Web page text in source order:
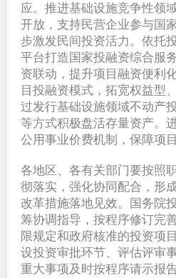
应。推进基础设施竞争性领
开放，支持民营企业参与国
步激发民间投资活力。依托
平台打造国家投融资综合服
资联动，提升项目融资便利
目投融资模式，拓宽权益型
过发行基础设施领域不动产
等方式积极盘活存量资产。
公用事业价费机制，保障项
各地区、各有关部门要按照
彻落实，强化协同配合，形
改革措施落地见效。国务院
筹协调指导，按程序修订完
限规定和政府核准的投资项
设投资审批环节、评估评审
重大事项及时按程序请示报告